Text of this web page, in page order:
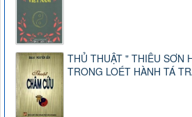
THỦ THUẬT " THIÊU SƠN
TRONG LOÉT HÀNH TÁ